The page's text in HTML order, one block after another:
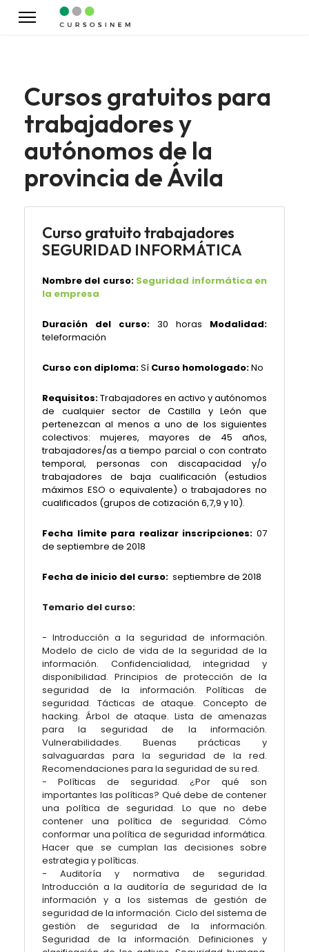
Cursos gratuitos para
trabajadores y
autónomos de la
provincia de Ávila
Curso gratuito trabajadores
SEGURIDAD INFORMÁTICA
Nombre del curso: Seguridad informática en
la empresa
Duración del curso: 30 horas Modalidad:
teleformación
Curso con diploma:Sí Curso homologado:No
Requisitos:Trabajadores en activo y autónomos
de cualquier sector de Castilla y León que
pertenezcan al menos a uno de los siguientes
colectivos: mujeres, mayores de 45 años,
trabajadores/as a tiempo parcial o con contrato
temporal, personas con discapacidad y/o
trabajadores de baja cualificación (estudios
máximos ESO o equivalente) o trabajadores no
cualificados (grupos de cotización 6,7,9 y 10).
Fecha límite para realizar inscripciones: 07
de septiembre de 2018
Fecha de inicio del curso: septiembre de 2018
Temario del curso:
- Introducción a la seguridad de información.
Modelo de ciclo de vida de la seguridad de la
información. Confidencialidad, integridad y
disponibilidad. Principios de protección de la
seguridad de la información. Políticas de
seguridad. Tácticas de ataque. Concepto de
hacking. Árbol de ataque. Lista de amenazas
para la seguridad de la información.
Vulnerabilidades. Buenas prácticas y
salvaguardas para la seguridad de la red.
Recomendaciones para la seguridad de su red.
- Políticas de seguridad. ¿Por qué son
importantes las políticas? Qué debe de contener
una política de seguridad. Lo que no debe
contener una política de seguridad. Cómo
conformar una política de seguridad informática.
Hacer que se cumplan las decisiones sobre
estrategia y políticas.
- Auditoría y normativa de seguridad.
Introducción a la auditoría de seguridad de la
información y a los sistemas de gestión de
seguridad de la información. Ciclo del sistema de
gestión de seguridad de la información.
Seguridad de la información. Definiciones y